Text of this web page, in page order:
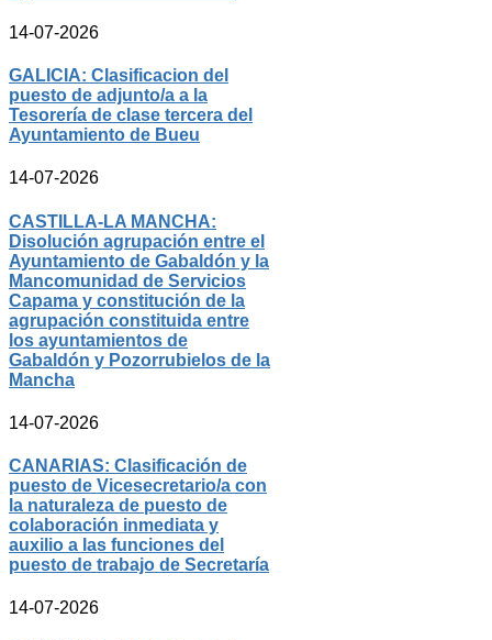
14-07-2026
GALICIA: Clasificacion del
puesto de adjunto/a a la
Tesorería de clase tercera del
Ayuntamiento de Bueu
14-07-2026
CASTILLA-LA MANCHA:
Disolución agrupación entre el
Ayuntamiento de Gabaldón y la
Mancomunidad de Servicios
Capama y constitución de la
agrupación constituida entre
los ayuntamientos de
Gabaldón y Pozorrubielos de la
Mancha
14-07-2026
CANARIAS: Clasificación de
puesto de Vicesecretario/a con
la naturaleza de puesto de
colaboración inmediata y
auxilio a las funciones del
puesto de trabajo de Secretaría
14-07-2026